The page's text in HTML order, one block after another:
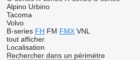
Alpino Urbino
Tacoma
Volvo
B-series FH FM FMX VNL
tout afficher
Localisation
Rechercher dans un périmètre